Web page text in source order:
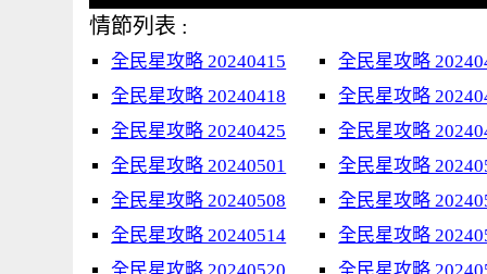
情節列表 :
全民星攻略 20240415
全民星攻略
全民星攻略 20240418
全民星攻略
全民星攻略 20240425
全民星攻略
全民星攻略 20240501
全民星攻略
全民星攻略 20240508
全民星攻略
全民星攻略 20240514
全民星攻略